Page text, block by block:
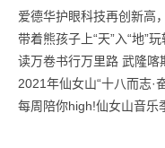
“教
育
就
是
服
爱德华护眼科技再创新高
带着熊孩子上“天”入“地”
读万卷书行万里路 武隆喀
2021年仙女山“十八而志·
每周陪你high!仙女山音乐